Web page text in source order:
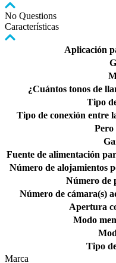
No Questions
Características
Aplicación
¿Cuántos tonos de
Tipo
Tipo de conexión entre
Pero
Fuente de alimentación
Número de alojamientos
Número de
Número de cámara(s)
Apertura
Modo
Tipo
Marca